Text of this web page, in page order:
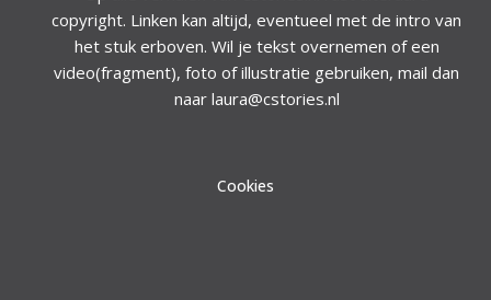
copyright. Linken kan altijd, eventueel met de intro van
het stuk erboven. Wil je tekst overnemen of een
video(fragment), foto of illustratie gebruiken, mail dan
naar laura@cstories.nl
Cookies